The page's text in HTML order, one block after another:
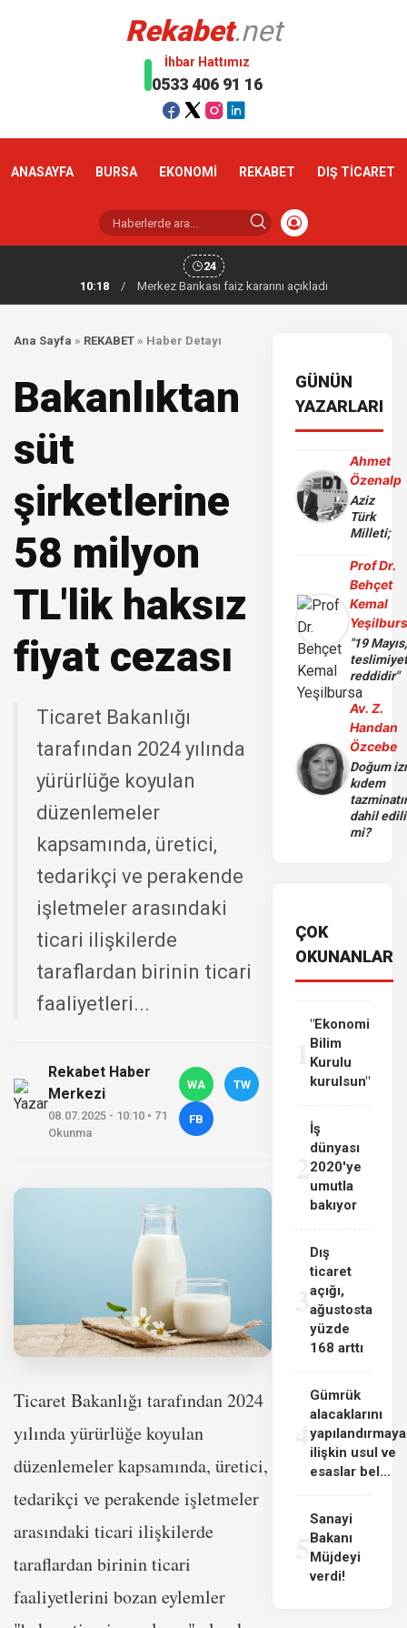
Rekabet.net
İhbar Hattımız
0533 406 91 16
ANASAYFA BURSA EKONOMİ REKABET DIŞ TİCARET
24
10:18
/ Merkez Bankası faiz kararını açıkladı
Ana Sayfa » REKABET » Haber Detayı
Bakanlıktan
süt
şirketlerine
58 milyon
TL'lik haksız
fiyat cezası
Ticaret Bakanlığı
tarafından 2024 yılında
yürürlüğe koyulan
düzenlemeler
kapsamında, üretici,
tedarikçi ve perakende
işletmeler arasındaki
ticari ilişkilerde
taraflardan birinin ticari
faaliyetleri...
Rekabet Haber
Merkezi
08.07.2025 - 10:10 • 71
Okunma
WA TW
FB
Ticaret Bakanlığı tarafından 2024
yılında yürürlüğe koyulan
düzenlemeler kapsamında, üretici,
tedarikçi ve perakende işletmeler
arasındaki ticari ilişkilerde
taraflardan birinin ticari
faaliyetlerini bozan eylemler
GÜNÜN
YAZARLARI
Ahmet
Özenalp
Aziz
Türk
Milleti;
Prof Dr.
Behçet
Kemal
"19 Mayıs,
reddidir"
Av. Z.
Handan
Özcebe
Doğum
kıdem
dahil
mi?
ÇOK
OKUNANLAR
"Ekonomi
Bilim
Kurulu
kurulsun"
İş
dünyası
2020'ye
umutla
bakıyor
3
Dış
ticaret
açığı,
ağustosta
yüzde
168 arttı
4
Gümrük
alacaklarını
yapılandırmaya
ilişkin usul ve
esaslar bel...
Sanayi
Bakanı
Müjdeyi
verdi!